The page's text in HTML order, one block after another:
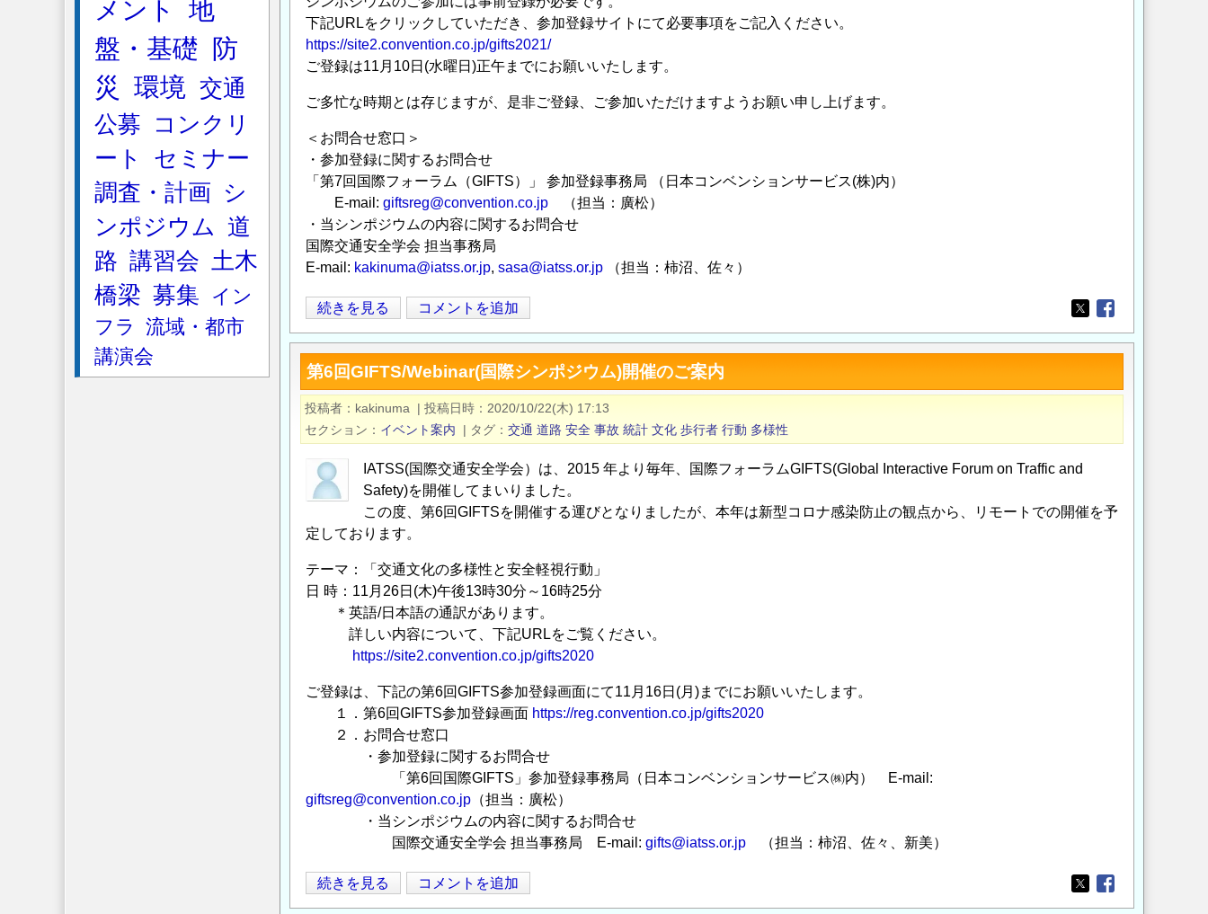
お
知
ら
せ
の
下記URLをクリックしていただき、参加登録サイトにて必要事項をご記入ください。
https://site2.convention.co.jp/gifts2021/
ご登録は11月10日(水曜日)正午までにお願いいたします。
ご多忙な時期とは存じますが、是非ご登録、ご参加いただけますようお願い申し上げます。
＜お問合せ窓口＞
・参加登録に関するお問合せ
「第7回国際フォーラム（GIFTS）」 参加登録事務局 （日本コンベンションサービス(株)内）
E-mail: giftsreg@convention.co.jp（担当：廣松）
・当シンポジウムの内容に関するお問合せ
国際交通安全学会 担当事務局
E-mail: kakinuma@iatss.or.jp, sasa@iatss.or.jp（担当：柿沼、佐々）
第
7
回
国
際
ォ
ー
ラ
(GIFTS)
の
の
続きを見る コメントを追加
Opens in a new
Opens in a new
第6回GIFTS/Webinar(国際シンポジウム)開催のご案内
投稿者 kakinuma | 投稿日時
2020/10/22(木) 17:13
セクション
イベント案内 | タグ 交通 道路 安全 事故 統計 文化 歩行者 行動 多様性
IATSS(国際交通安全学会）は、2015 年より毎年、国際フォーラムGIFTS(Global Interactive Forum on Traffic and
Safety)を開催してまいりました。
この度、第6回GIFTSを開催する運びとなりましたが、本年は新型コロナ感染防止の観点から、リモートでの開催を予
定しております。
テーマ：「交通文化の多様性と安全軽視行動」
日 時：11月26日(木)午後13時30分～16時25分
＊英語/日本語の通訳があります。
詳しい内容について、下記URLをご覧ください。
https://site2.convention.co.jp/gifts2020
ご登録は、下記の第6回GIFTS参加登録画面にて11月16日(月)までにお願いいたします。
１．第6回GIFTS参加登録画面 https://reg.convention.co.jp/gifts2020
２．お問合せ窓口
・参加登録に関するお問合せ
「第6回国際GIFTS」参加登録事務局（日本コンベンションサービス㈱内） E-mail:
giftsreg@convention.co.jp（担当：廣松）
・当シンポジウムの内容に関するお問合せ
国際交通安全学会 担当事務局 E-mail: gifts@iatss.or.jp（担当：柿沼、佐々、新美）
第
6
続きを見る コメントを追加
Opens in a new
Opens in a new
メント
地
盤・基礎
防
災
環境 交通
公募
コンクリ
ート
セミナー
調査・計画
シ
ンポジウム 道
路 講習会 土木
橋梁 募集
イン
フラ
流域・都市
講演会